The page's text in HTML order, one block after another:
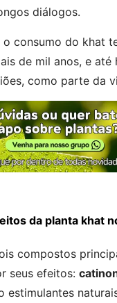
diálogos.
consumo do khat
de mil anos, e até
como parte da
da planta khat
compostos
seus efeitos:
estimulantes